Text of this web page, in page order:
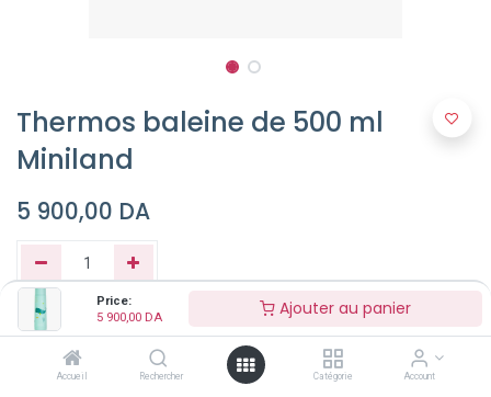
Price:
5 900,00 DA Ajouter au panier
Accueil Rechercher Catégorie Account
Thermos baleine de 500 ml
Miniland
5 900,00 DA
Ajouter au panier